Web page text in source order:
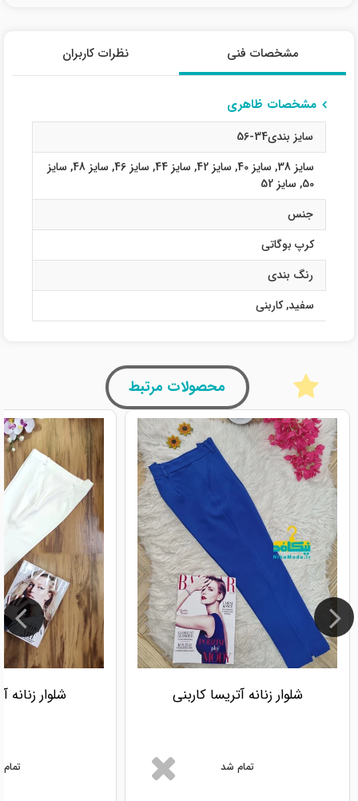
مشخصات فنی نظرات کاربران
مشخصات ظاهری
سایز بندی34-56
سایز 38
, سایز 40 , سایز 42 , سایز 44 , سایز 46 , سایز 48 , سایز
50
, سایز 52
جنس
کرپ بوگاتی
رنگ بندی
سفید,کاربنی
محصولات مرتبط
شلوار زنانه آتریسا کاربنی
تمام شد
شلوار زنانه